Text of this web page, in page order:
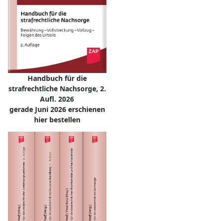
Handbuch für die
strafrechtliche Nachsorge, 2.
Aufl. 2026
gerade Juni 2026 erschienen
hier bestellen